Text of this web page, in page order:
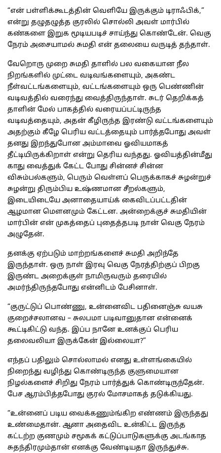
“என் பள்ளிக்கூடத்தின் வெளியே இருக்கும் டிராஃபிக்,”
என்று தழுதழுத்த குரலில் சொல்லி அவள் மார்பில்
கண்களை இறுக மூடியபடிச் சாய்ந்து கொண்டேன். வெகு
நேரம் அசையாமல் சுமதி என் தலையை வருடித் தந்தாள்.
வேறொரு முறை சுமதி தாளில் பல வகையான நீல
நிறங்களில் முட்டை வடிவங்களையும், அகண்ட
நீள்வட்டங்களையும், வட்டங்களையும் ஒரு பெண்ணின்
வடிவத்தில் வரைந்து வைத்திருந்தாள். சுடர் தெறிக்கத்
தாளின் மேல் பாகத்தில் வரையப்பட்டிருந்த
வடிவத்தையும், அதன் கீழிருந்த இரண்டு வட்டங்களையும்
அதற்கும் கீழே பெரிய வட்டத்தையும் பார்த்தபோது அவள்
தனது இறந்துபோன அம்மாவை ஓவியமாகத்
தீட்டியிருக்கிறாள் என்று தெரிய வந்தது. ஓவியத்தின்மீது
காது வைத்துக் கேட்ட போது சின்னச் சின்ன
விசும்பல்களும், பெரும் வெள்ளப் பெருக்காகச் சுழன்றுச்
சுழன்று திரும்பிய உஷ்ணமான சீறல்களும்,
இடையிடையே அனாதையாய்க் கைவிடப்பட்டதின்
ஆழமான மௌனமும் கேட்டன. அன்றைக்குச் சுமதியின்
மார்பின் என் முகத்தைப் புதைத்தபடி நான் வெகு நேரம்
அழுதேன்.
தனக்கு ஏற்படும் மாற்றங்களைச் சுமதி அறிந்தே
இருந்தாள். ஒரு நாள் இரவு வெகு நேரத்திற்குப் பிறகு
இருண்ட அறைக்குள் நாமிருவரும் தரையில்
அமர்ந்திருந்தபோது என்னிடம் பேசினாள்.
“குருட்டுப் பொண்ணு, உன்னைவிட பதினைஞ்சு வயசு
குறைச்சலானவ – சுலபமா படிவானுதான என்னைக்
கூட்டிகிட்டு வந்த. இப்ப நானே உனக்குப் பெரிய
தலைவலியா இருக்கேன் இல்லையா?”
எந்தப் பதிலும் சொல்லாமல் எனது உள்ளங்கையில்
நிறைந்து வழிந்து கொண்டிருந்த குளுமையான
நிழல்களைச் சிறிது நேரம் பார்த்துக் கொண்டிருந்தேன்.
பேச ஆரம்பித்தபோது குரல் மோசமாகத் தடுக்கியது.
“உன்னைப் படிய வைக்கணும்ங்கிற எண்ணம் இருந்தது
உண்மைதான். ஆனா அதைவிட உன்கிட்ட இருந்த
கட்டற்ற குணமும் சமூகக் கட்டுப்பாடுகளுக்கு அடங்காத
சுதந்திரமும்தான் எனக்கு வேண்டியதா இருந்துச்சு.